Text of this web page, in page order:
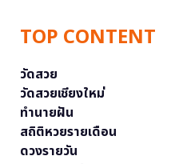
TOP CONTENT
วัดสวย
วัดสวยเชียงใหม่
ทำนายฝัน
สถิติหวยรายเดือน
ดวงรายวัน